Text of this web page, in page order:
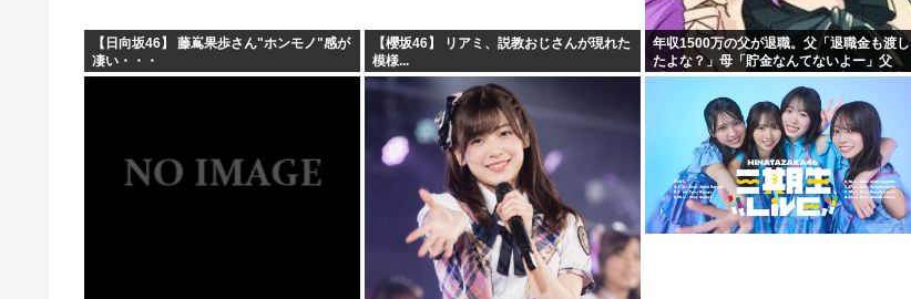
【日向坂46】 藤嶌果歩さん"ホンモノ"感が
凄い・・・
【櫻坂46】 リアミ、説教おじさんが現れた
模様...
年収1500万の父が退職。父「退職金も渡し
たよな？」母「貯金なんてないよー」父
「全部なくなったの！？」→予想外の返事
に家族騒然となり…